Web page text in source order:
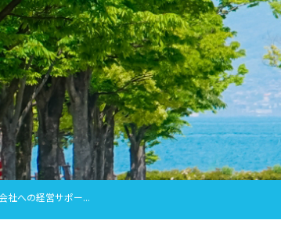
社への経営サポー...